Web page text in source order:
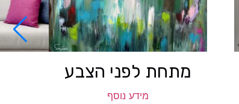
מתחת לפני הצבע
מידע נוסף